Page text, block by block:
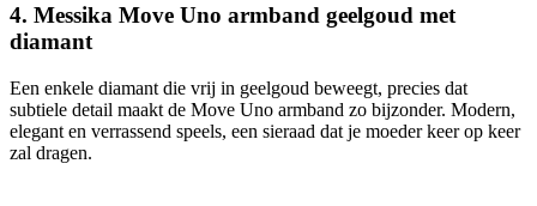
4. Messika Move Uno armband geelgoud met
diamant
Een enkele diamant die vrij in geelgoud beweegt, precies dat
subtiele detail maakt de Move Uno armband zo bijzonder. Modern,
elegant en verrassend speels, een sieraad dat je moeder keer op keer
zal dragen.